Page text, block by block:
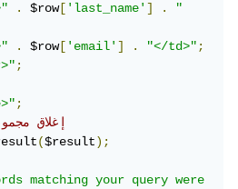
. $row['last_name'] .
"
. $row['email'] . "</td>";
;
;
// إغلاق
($result);
matching your query were